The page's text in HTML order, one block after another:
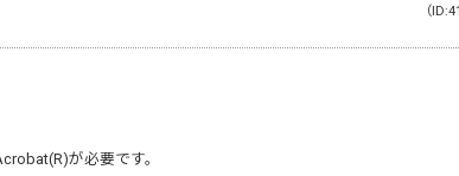
（
が必要です。